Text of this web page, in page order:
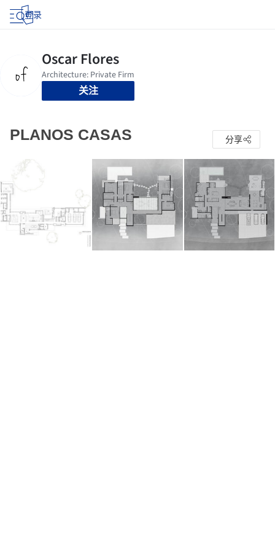
登录
关注
PLANOS CASAS 分享